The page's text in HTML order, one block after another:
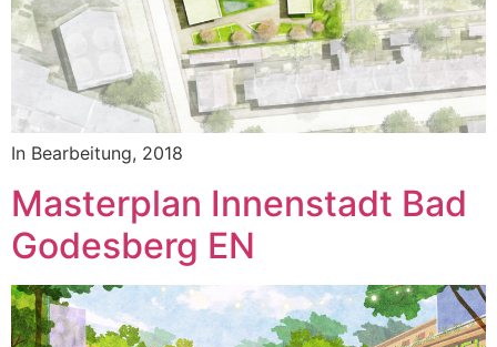
In Bearbeitung, 2018
Masterplan Innenstadt Bad
Godesberg EN